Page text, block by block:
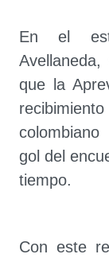
En el
que la
gol del
tiempo.
Con este